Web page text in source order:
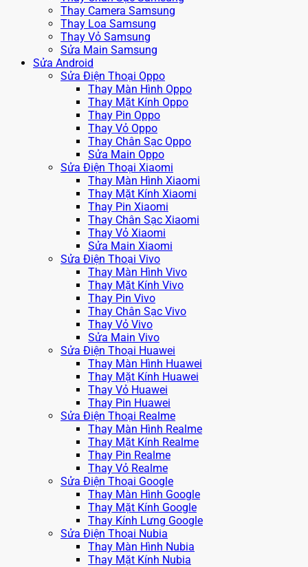
Thay Camera Samsung
Thay Loa Samsung
Thay Vỏ Samsung
Sửa Main Samsung
Sửa Android
Sửa Điện Thoại Oppo
Thay Màn Hình Oppo
Thay Mặt Kính Oppo
Thay Pin Oppo
Thay Vỏ Oppo
Thay Chân Sạc Oppo
Sửa Main Oppo
Sửa Điện Thoại Xiaomi
Thay Màn Hình Xiaomi
Thay Mặt Kính Xiaomi
Thay Pin Xiaomi
Thay Chân Sạc Xiaomi
Thay Vỏ Xiaomi
Sửa Main Xiaomi
Sửa Điện Thoại Vivo
Thay Màn Hình Vivo
Thay Mặt Kính Vivo
Thay Pin Vivo
Thay Chân Sạc Vivo
Thay Vỏ Vivo
Sửa Main Vivo
Sửa Điện Thoại Huawei
Thay Màn Hình Huawei
Thay Mặt Kính Huawei
Thay Vỏ Huawei
Thay Pin Huawei
Sửa Điện Thoại Realme
Thay Màn Hình Realme
Thay Mặt Kính Realme
Thay Pin Realme
Thay Vỏ Realme
Sửa Điện Thoại Google
Thay Màn Hình Google
Thay Mặt Kính Google
Thay Kính Lưng Google
Sửa Điện Thoại Nubia
Thay Màn Hình Nubia
Thay Mặt Kính Nubia